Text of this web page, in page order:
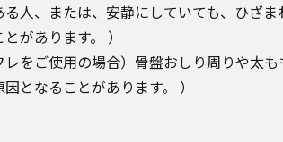
人、または、安静にしていても、ひざ
があります。 ）
をご使用の場合）骨盤おしり周りや太
となることがあります。 ）